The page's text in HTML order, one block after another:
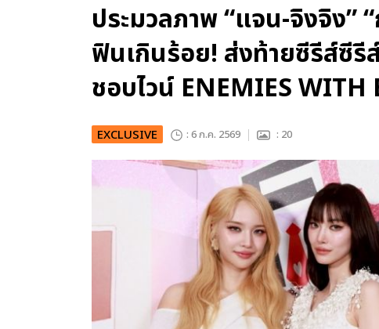
ประมวลภาพ “แจน-จิงจิง”
ฟินเกินร้อย! ส่งท้ายซีรีส์ซีรี
ชอบไวน์ ENEMIES WITH
EXCLUSIVE : 6 ก.ค. 2569 : 20